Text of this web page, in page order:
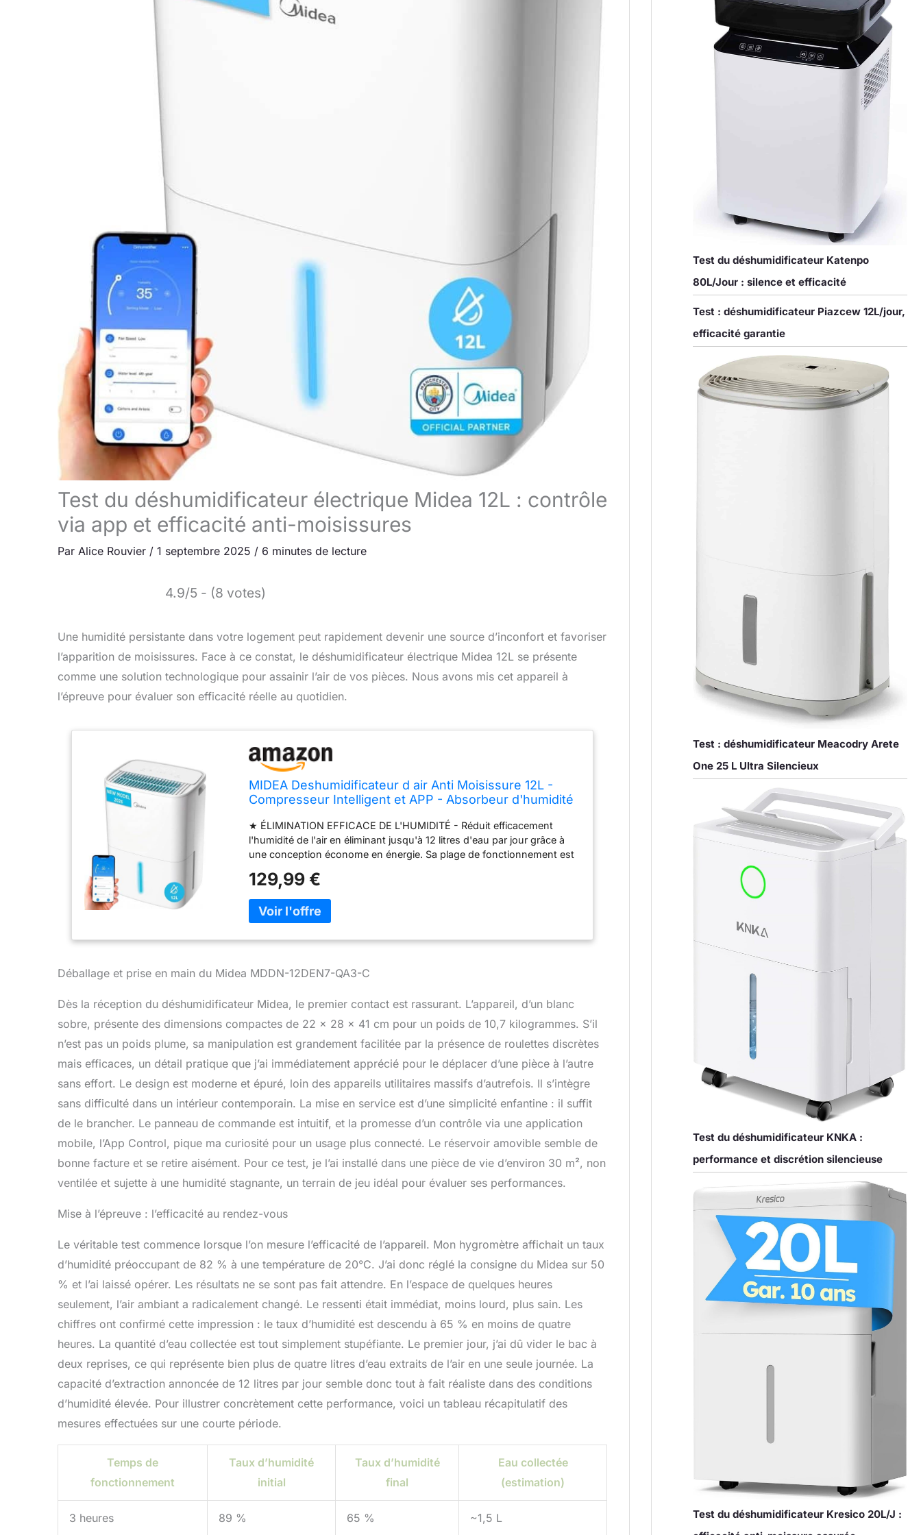
Test du déshumidificateur électrique Midea 12L : contrôle
via app et efficacité anti-moisissures
Par Alice Rouvier / 1 septembre 2025 / 6 minutes de lecture
4.9/5 - (8 votes)
Une humidité persistante dans votre logement peut rapidement devenir une source d’inconfort et favoriser
l’apparition de moisissures. Face à ce constat, le déshumidificateur électrique Midea 12L se présente
comme une solution technologique pour assainir l’air de vos pièces. Nous avons mis cet appareil à
l’épreuve pour évaluer son efficacité réelle au quotidien.
MIDEA Deshumidificateur d air Anti Moisissure 12L -
Compresseur Intelligent et APP - Absorbeur d'humidité
et anti-condensation - Idéal pour 35m²
★ ÉLIMINATION EFFICACE DE L'HUMIDITÉ - Réduit efficacement
l'humidité de l'air en éliminant jusqu'à 12 litres d'eau par jour grâce à
une conception économe en énergie. Sa plage de fonctionnement est
bains, les sous-sols, les buanderies, les cuisines et les chambres à
coucher. ★ GESTION FACILE GRÂCE À L'APP - avec l'application
SMARTHOME, vous pouvez surveiller le niveau d'eau en temps réel et
prédire le temps de remplissage - gardez votre maison exempte
d'humidité avec ce déshumidificateur intelligent ! ★ RÉSERVOIR D'EAU
lorsqu'il est rempli, l'appareil s'éteint automatiquement pour éviter de
meubles et les murs de l'humidité. ★ MODE SÉCHAGE RAPIDE -
permet de sécher facilement vos vêtements sans avoir recours au
chauffage ou à des séchoirs coûteux. Idéal pour les jours humides ou
pluvieux. ★ COMPACT & SILENCIEUX - Avec un niveau sonore de
est parfait pour les petites pièces, les bureaux à domicile et les
chambres d'enfants. ★ SATISFACTION GARANTIE - Nous disposons
d'un service technique ininterrompu avec 170 points d'assistance
technique répartis dans toute la péninsule, les îles Canaries et le
Portugal. Nous offrons 2 ans de garantie, service et pièces de
rechange, par l'intermédiaire du vendeur.
129,99 €
Déballage et prise en main du Midea MDDN-12DEN7-QA3-C
Dès la réception du déshumidificateur Midea, le premier contact est rassurant. L’appareil, d’un blanc
sobre, présente des dimensions compactes de 22 x 28 x 41 cm pour un poids de 10,7 kilogrammes. S’il
n’est pas un poids plume, sa manipulation est grandement facilitée par la présence de roulettes discrètes
mais efficaces, un détail pratique que j’ai immédiatement apprécié pour le déplacer d’une pièce à l’autre
sans effort. Le design est moderne et épuré, loin des appareils utilitaires massifs d’autrefois. Il s’intègre
sans difficulté dans un intérieur contemporain. La mise en service est d’une simplicité enfantine : il suffit
de le brancher. Le panneau de commande est intuitif, et la promesse d’un contrôle via une application
mobile, l’App Control, pique ma curiosité pour un usage plus connecté. Le réservoir amovible semble de
bonne facture et se retire aisément. Pour ce test, je l’ai installé dans une pièce de vie d’environ 30 m², non
ventilée et sujette à une humidité stagnante, un terrain de jeu idéal pour évaluer ses performances.
Mise à l’épreuve : l’efficacité au rendez-vous
Le véritable test commence lorsque l’on mesure l’efficacité de l’appareil. Mon hygromètre affichait un taux
d’humidité préoccupant de 82 % à une température de 20°C. J’ai donc réglé la consigne du Midea sur 50
% et l’ai laissé opérer. Les résultats ne se sont pas fait attendre. En l’espace de quelques heures
seulement, l’air ambiant a radicalement changé. Le ressenti était immédiat, moins lourd, plus sain. Les
chiffres ont confirmé cette impression : le taux d’humidité est descendu à 65 % en moins de quatre
heures. La quantité d’eau collectée est tout simplement stupéfiante. Le premier jour, j’ai dû vider le bac à
deux reprises, ce qui représente bien plus de quatre litres d’eau extraits de l’air en une seule journée. La
capacité d’extraction annoncée de 12 litres par jour semble donc tout à fait réaliste dans des conditions
d’humidité élevée. Pour illustrer concrètement cette performance, voici un tableau récapitulatif des
mesures effectuées sur une courte période.
Temps de
fonctionnement
Taux d’humidité
initial
Taux d’humidité
final
Eau collectée
(estimation)
3 heures 89 % 65 % ~1,5 L
Test du déshumidificateur Katenpo
80L/Jour : silence et efficacité
Test : déshumidificateur Piazcew 12L/jour,
efficacité garantie
Test : déshumidificateur Meacodry Arete
One 25 L Ultra Silencieux
Test du déshumidificateur KNKA :
performance et discrétion silencieuse
Test du déshumidificateur Kresico 20L/J :